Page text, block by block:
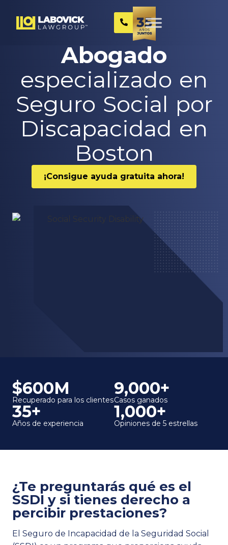
Abogado
especializado en
Seguro Social por
Discapacidad en
Boston
¡Consigue ayuda gratuita ahora!
$600M
Recuperado para los clientes
9,000+
Casos ganados
35+
Años de experiencia
1,000+
Opiniones de 5 estrellas
¿Te preguntarás qué es el
SSDI y si tienes derecho a
percibir prestaciones?
El Seguro de Incapacidad de la Seguridad Social